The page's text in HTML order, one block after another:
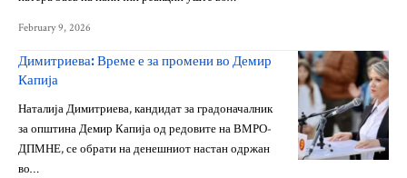
February 9, 2026
Димитриева: Време е за промени во Демир
Капија
Наталија Димитриева, кандидат за градоначалник
за општина Демир Капија од редовите на ВМРО-
ДПМНЕ, се обрати на денешниот настан одржан
во…